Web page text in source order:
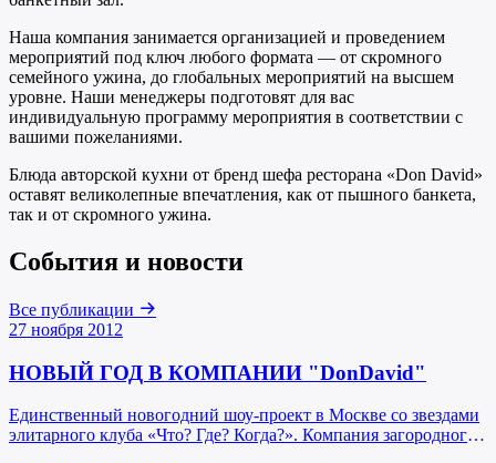
Наша компания занимается организацией и проведением
мероприятий под ключ любого формата — от скромного
семейного ужина, до глобальных мероприятий на высшем
уровне. Наши менеджеры подготовят для вас
индивидуальную программу мероприятия в соответствии с
вашими пожеланиями.
Блюда авторской кухни от бренд шефа ресторана «Don David»
оставят великолепные впечатления, как от пышного банкета,
так и от скромного ужина.
События и новости
Все публикации
27 ноября 2012
НОВЫЙ ГОД В КОМПАНИИ "DonDavid"
Единственный новогодний шоу-проект в Москве со звездами
элитарного клуба «Что? Где? Когда?». Компания загородного